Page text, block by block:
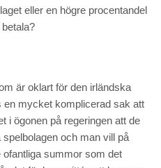
eller en högre procentandel
är oklart för den irländska
en mycket komplicerad sak att
i ögonen på regeringen att de
och man vill på
ofantliga summor som det